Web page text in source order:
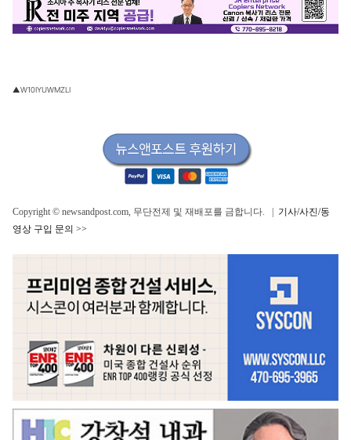
▲W10IYUWMZLI
Copyright © newsandpost.com, 무단전제 및 재배포를 금합니다. | 기사/사진/동
영상 구입 문의 >>